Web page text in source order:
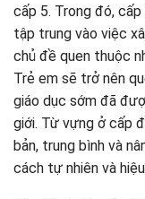
cấp 5. Trong đó,
tập trung vào việc
chủ đề quen thuộc
Trẻ em sẽ trở nên
giáo dục sớm đã
giới. Từ vựng ở cấp
bản, trung bình và
cách tự nhiên và